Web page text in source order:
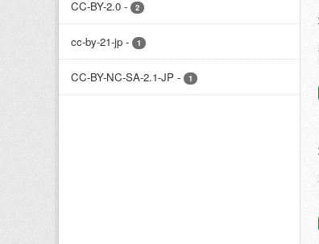
CC-BY-2.0 - 2
cc-by-21-jp - 1
CC-BY-NC-SA-2.1-JP - 1